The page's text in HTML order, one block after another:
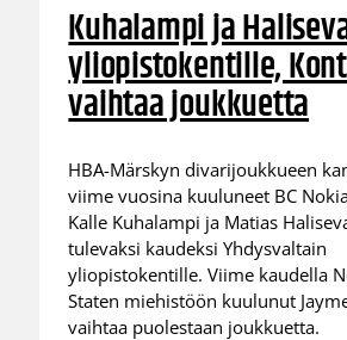
Kuhalampi ja
yliopistokentille,
vaihtaa joukkuetta
HBA-Märskyn divarijoukkueen
viime vuosina kuuluneet BC
Kalle Kuhalampi ja Matias
tulevaksi kaudeksi Yhdysvaltain
yliopistokentille. Viime kaudella
Staten miehistöön kuulunut
vaihtaa puolestaan joukkuetta.